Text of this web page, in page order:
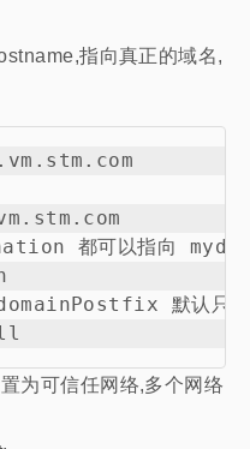
指向真正的域名,
都可以指向
默认只监听
为可信任网络,多个网络